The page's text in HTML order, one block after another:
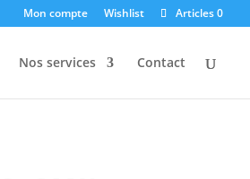
Mon compte Wishlist Articles 0
Nos services Contact